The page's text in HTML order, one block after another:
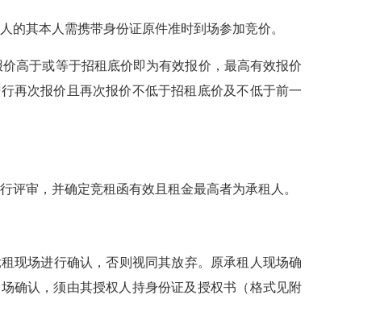
其本人需携带身份证原件准时到场参加竞价。
高于或等于招租底价即为有效报价，最高有效报价
再次报价且再次报价不低于招租底价及不低于前一
审，并确定竞租函有效且租金最高者为承租人。
场进行确认，否则视同其放弃。原承租人现场确
确认，须由其授权人持身份证及授权书（格式见附